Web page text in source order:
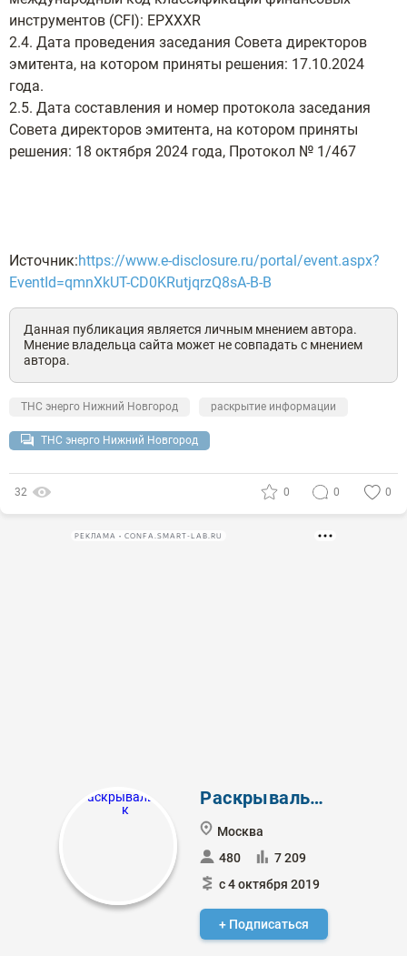
инструментов (CFI): EPXXXR
2.4. Дата проведения заседания Совета директоров
эмитента, на котором приняты решения: 17.10.2024
года.
2.5. Дата составления и номер протокола заседания
Совета директоров эмитента, на котором приняты
решения: 18 октября 2024 года, Протокол № 1/467
Источник:https://www.e-disclosure.ru/portal/event.aspx?
EventId=qmnXkUT-CD0KRutjqrzQ8sA-B-B
Данная публикация является личным мнением автора.
Мнение владельца сайта может не совпадать с мнением
автора.
ТНС энерго Нижний Новгород раскрытие информации
ТНС энерго Нижний Новгород
32 0 0 0
РЕКЛАМА • CONFA.SMART-LAB.RU
Раскрывальщик
Москва
480
7 209
с 4 октября 2019
+ Подписаться